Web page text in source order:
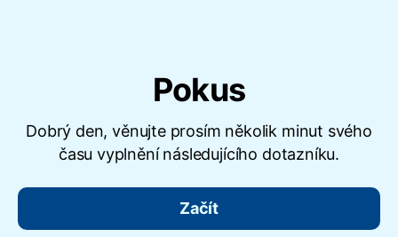
Pokus
Dobrý den, věnujte prosím několik minut svého
času vyplnění následujícího dotazníku.
Začít